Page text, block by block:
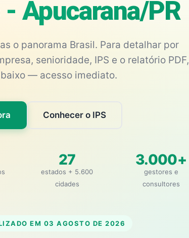
Apucarana/PR
o panorama Brasil. Para detalhar por
senioridade, IPS e o relatório PDF,
— acesso imediato.
Conhecer o IPS
27
estados + 5.600
cidades
3.000+
gestores e
consultores
EM 03 AGOSTO DE 2026